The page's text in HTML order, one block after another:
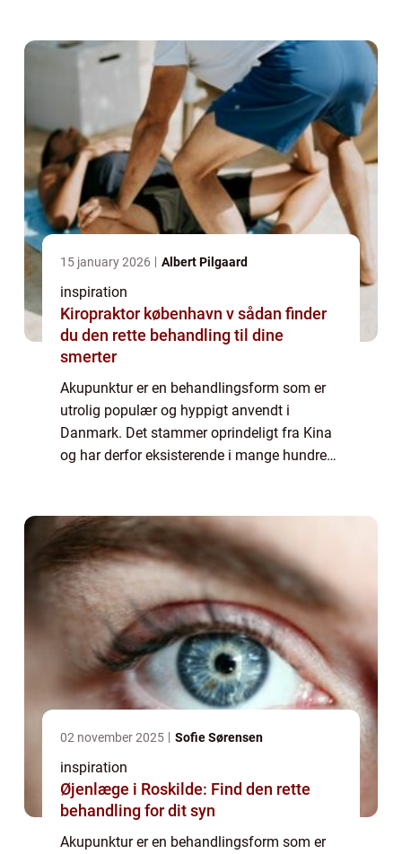
lidelser b...
15 january 2026 Albert Pilgaard
inspiration
Kiropraktor københavn v sådan finder
du den rette behandling til dine
smerter
Akupunktur er en behandlingsform som er
utrolig populær og hyppigt anvendt i
Danmark. Det stammer oprindeligt fra Kina
og har derfor eksisterende i mange hundrede
lidelser b...
02 november 2025 Sofie Sørensen
inspiration
Øjenlæge i Roskilde: Find den rette
behandling for dit syn
Akupunktur er en behandlingsform som er